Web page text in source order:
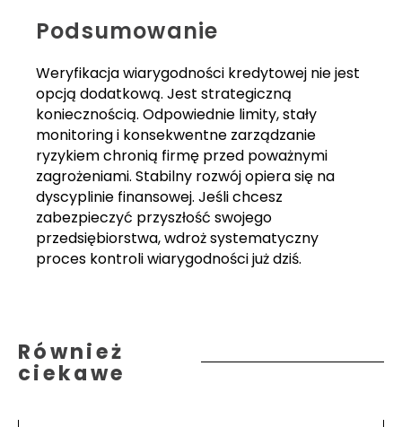
Podsumowanie
Weryfikacja wiarygodności kredytowej nie jest
opcją dodatkową. Jest strategiczną
koniecznością. Odpowiednie limity, stały
monitoring i konsekwentne zarządzanie
ryzykiem chronią firmę przed poważnymi
zagrożeniami. Stabilny rozwój opiera się na
dyscyplinie finansowej. Jeśli chcesz
zabezpieczyć przyszłość swojego
przedsiębiorstwa, wdroż systematyczny
proces kontroli wiarygodności już dziś.
Również
ciekawe